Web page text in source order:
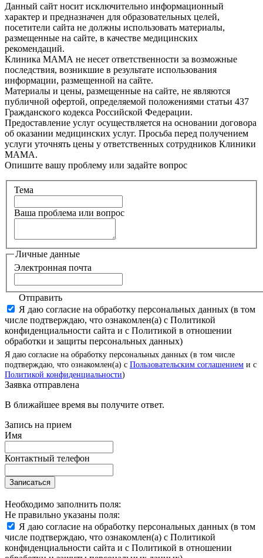
Данный сайт носит исключительно информационный
характер и предназначен для образовательных целей,
посетители сайта не должны использовать материалы,
размещенные на сайте, в качестве медицинских
рекомендаций.
Клиника МАМА не несет ответственности за возможные
последствия, возникшие в результате использования
информации, размещенной на сайте.
Материалы и цены, размещенные на сайте, не являются
публичной офертой, определяемой положениями статьи 437
Гражданского кодекса Российской Федерации.
Предоставление услуг осуществляется на основании договора
об оказании медицинских услуг. Просьба перед получением
услуги уточнять цены у ответственных сотрудников Клиники
МАМА.
Опишите вашу проблему или задайте вопрос
Тема
Ваша проблема или вопрос
Личные данные
Электронная почта
Отправить
Я даю согласие на обработку персональных данных (в том
числе подтверждаю, что ознакомлен(а) с Политикой
конфиденциальности сайта и с Политикой в отношении
обработки и защиты персональных данных)
Я даю согласие на обработку персональных данных (в том числе
подтверждаю, что ознакомлен(а) с Пользовательским соглашением и с
Политикой конфиденциальности)
Заявка отправлена
В ближайшее время вы получите ответ.
Запись на прием
Имя
Контактный телефон
Записаться
Необходимо заполнить поля:
Не правильно указаны поля:
Я даю согласие на обработку персональных данных (в том
числе подтверждаю, что ознакомлен(а) с Политикой
конфиденциальности сайта и с Политикой в отношении